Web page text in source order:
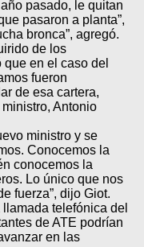
pasado, le quitan
pasaron a planta”,
bronca”, agregó.
de los
en el caso del
fueron
de esa cartera,
Antonio
ministro y se
Conocemos la
conocemos la
Lo único que nos
fuerza”, dijo Giot.
telefónica del
de ATE podrían
en las